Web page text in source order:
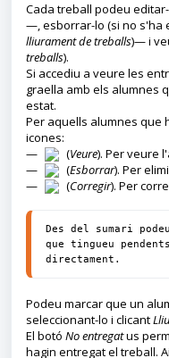
Cada treball podeu
—, esborrar-lo (si no s'ha
lliurament de treballs)— i
treballs).
Si accediu a veure les
graella amb els alumnes
estat.
Per aquells alumnes que
icones:
—
(Veure). Per veure
—
(Esborrar). Per
—
(Corregir). Per
Des del sumari
que tingueu
directament.
Podeu marcar que un
seleccionant-lo i clicant
El botó No entregatus
hagin entregat el treball.